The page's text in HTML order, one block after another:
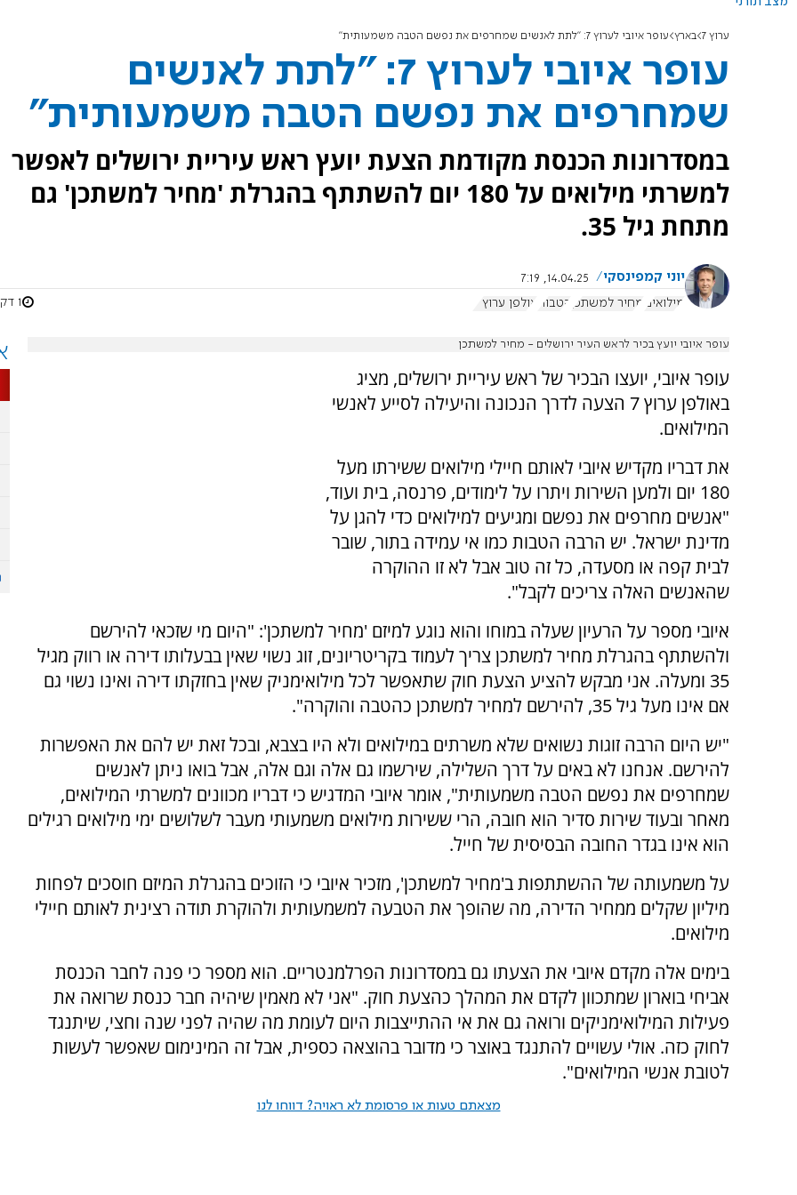
ערוץ 7 בארץ עופר איובי לערוץ 7: "לתת לאנשים שמחרפים את נפשם הטבה משמעותית"
עופר איובי לערוץ 7: "לתת לאנשים
שמחרפים את נפשם הטבה משמעותית"
במסדרונות הכנסת מקודמת הצעת יועץ ראש עיריית ירושלים לאפשר
למשרתי מילואים על 180 יום להשתתף בהגרלת 'מחיר למשתכן' גם
מתחת גיל 35.
יוני קמפינסקי
14.04.25, 7:19
מילואים מחיר למשתכן הטבות אולפן ערוץ 7 1 דקות
עופר איובי יועץ בכיר לראש העיר ירושלים - מחיר למשתכן
עופר איובי, יועצו הבכיר של ראש עיריית ירושלים, מציג
באולפן ערוץ 7 הצעה לדרך הנכונה והיעילה לסייע לאנשי
המילואים.
את דבריו מקדיש איובי לאותם חיילי מילואים ששירתו מעל
180 יום ולמען השירות ויתרו על לימודים, פרנסה, בית ועוד,
"אנשים מחרפים את נפשם ומגיעים למילואים כדי להגן על
מדינת ישראל. יש הרבה הטבות כמו אי עמידה בתור, שובר
לבית קפה או מסעדה, כל זה טוב אבל לא זו ההוקרה
שהאנשים האלה צריכים לקבל".
איובי מספר על הרעיון שעלה במוחו והוא נוגע למיזם 'מחיר למשתכן': "היום מי שזכאי להירשם
ולהשתתף בהגרלת מחיר למשתכן צריך לעמוד בקריטריונים, זוג נשוי שאין בבעלותו דירה או רווק מגיל
35 ומעלה. אני מבקש להציע הצעת חוק שתאפשר לכל מילואימניק שאין בחזקתו דירה ואינו נשוי גם
אם אינו מעל גיל 35, להירשם למחיר למשתכן כהטבה והוקרה".
"יש היום הרבה זוגות נשואים שלא משרתים במילואים ולא היו בצבא, ובכל זאת יש להם את האפשרות
להירשם. אנחנו לא באים על דרך השלילה, שירשמו גם אלה וגם אלה, אבל בואו ניתן לאנשים
שמחרפים את נפשם הטבה משמעותית", אומר איובי המדגיש כי דבריו מכוונים למשרתי המילואים,
מאחר ובעוד שירות סדיר הוא חובה, הרי ששירות מילואים משמעותי מעבר לשלושים ימי מילואים רגילים
הוא אינו בגדר החובה הבסיסית של חייל.
על משמעותה של ההשתתפות ב'מחיר למשתכן', מזכיר איובי כי הזוכים בהגרלת המיזם חוסכים לפחות
מיליון שקלים ממחיר הדירה, מה שהופך את הטבעה למשמעותית ולהוקרת תודה רצינית לאותם חיילי
מילואים.
בימים אלה מקדם איובי את הצעתו גם במסדרונות הפרלמנטריים. הוא מספר כי פנה לחבר הכנסת
אביחי בוארון שמתכוון לקדם את המהלך כהצעת חוק. "אני לא מאמין שיהיה חבר כנסת שרואה את
פעילות המילואימניקים ורואה גם את אי ההתייצבות היום לעומת מה שהיה לפני שנה וחצי, שיתנגד
לחוק כזה. אולי עשויים להתנגד באוצר כי מדובר בהוצאה כספית, אבל זה המינימום שאפשר לעשות
לטובת אנשי המילואים".
מצאתם טעות או פרסומת לא ראויה? דווחו לנו